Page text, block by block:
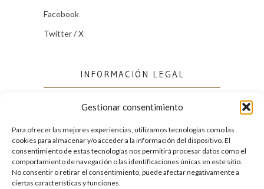
Gestionar consentimiento
Para ofrecer las mejores experiencias, utilizamos tecnologías como las
cookies para almacenar y/o acceder a la información del dispositivo. El
consentimiento de estas tecnologías nos permitirá procesar datos como el
comportamiento de navegación o las identificaciones únicas en este sitio.
No consentir o retirar el consentimiento, puede afectar negativamente a
ciertas características y funciones.
Facebook
Twitter / X
INFORMACIÓN LEGAL
Política de cookies (UE)
Política de privacidad
FACEBOOK